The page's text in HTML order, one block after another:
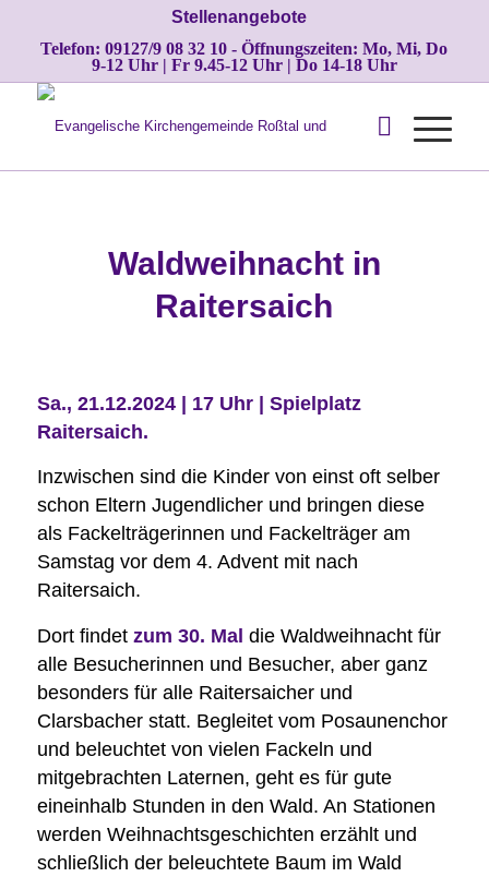
Stellenangebote
Telefon: 09127/9 08 32 10 - Öffnungszeiten: Mo, Mi, Do
9-12 Uhr | Fr 9.45-12 Uhr | Do 14-18 Uhr
Waldweihnacht in
Raitersaich
Sa., 21.12.2024 | 17 Uhr | Spielplatz
Raitersaich.
Inzwischen sind die Kinder von einst oft selber
schon Eltern Jugendlicher und bringen diese
als Fackelträgerinnen und Fackelträger am
Samstag vor dem 4. Advent mit nach
Raitersaich.
Dort findet zum 30. Mal die Waldweihnacht für
alle Besucherinnen und Besucher, aber ganz
besonders für alle Raitersaicher und
Clarsbacher statt. Begleitet vom Posaunenchor
und beleuchtet von vielen Fackeln und
mitgebrachten Laternen, geht es für gute
eineinhalb Stunden in den Wald. An Stationen
werden Weihnachtsgeschichten erzählt und
schließlich der beleuchtete Baum im Wald